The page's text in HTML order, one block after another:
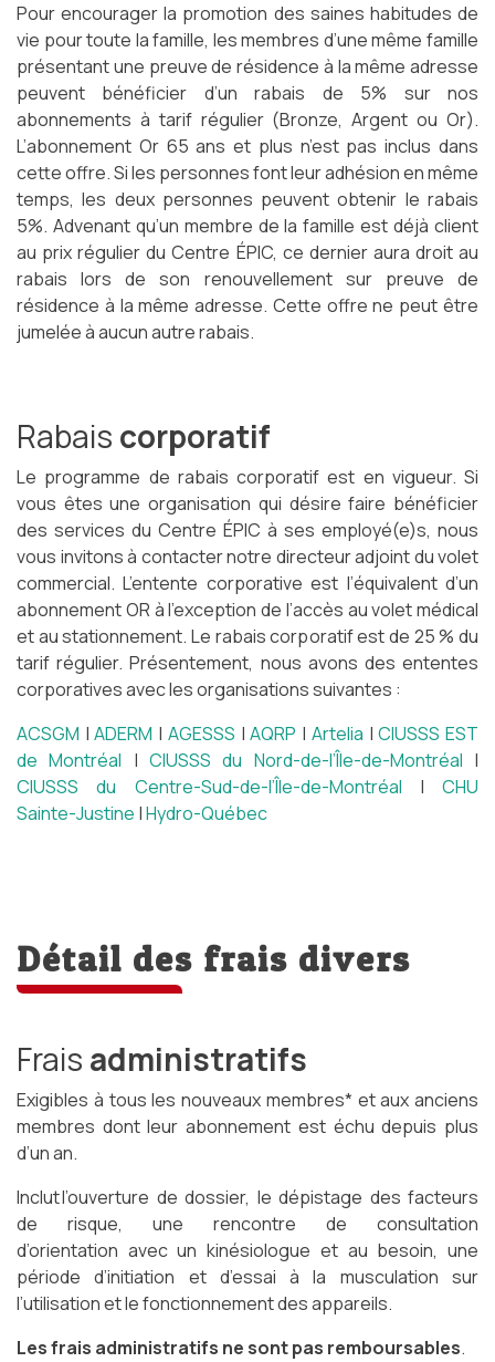
Pour encourager la promotion des saines habitudes de
vie pour toute la famille, les membres d’une même famille
présentant une preuve de résidence à la même adresse
peuvent bénéficier d’un rabais de 5% sur nos
abonnements à tarif régulier (Bronze, Argent ou Or).
L’abonnement Or 65 ans et plus n’est pas inclus dans
cette offre. Si les personnes font leur adhésion en même
temps, les deux personnes peuvent obtenir le rabais
5%. Advenant qu’un membre de la famille est déjà client
au prix régulier du Centre ÉPIC, ce dernier aura droit au
rabais lors de son renouvellement sur preuve de
résidence à la même adresse. Cette offre ne peut être
jumelée à aucun autre rabais.
Rabais corporatif
Le programme de rabais corporatif est en vigueur. Si
vous êtes une organisation qui désire faire bénéficier
des services du Centre ÉPIC à ses employé(e)s, nous
vous invitons à contacter notre directeur adjoint du volet
commercial. L’entente corporative est l’équivalent d’un
abonnement OR à l’exception de l’accès au volet médical
et au stationnement. Le rabais corporatif est de 25 % du
tarif régulier. Présentement, nous avons des ententes
corporatives avec les organisations suivantes :
ACSGM |ADERM | AGESSS |AQRP | Artelia |CIUSSS EST
de Montréal |CIUSSS du Nord-de-l’Île-de-Montréal |
CIUSSS du Centre-Sud-de-l’Île-de-Montréal | CHU
Sainte-Justine |Hydro-Québec
Détail des frais divers
Frais administratifs
Exigibles à tous les nouveaux membres* et aux anciens
membres dont leur abonnement est échu depuis plus
d’un an.
Inclut l’ouverture de dossier, le dépistage des facteurs
de risque, une rencontre de consultation
d’orientation avec un kinésiologue et au besoin, une
période d’initiation et d’essai à la musculation sur
l’utilisation et le fonctionnement des appareils.
Les frais administratifs ne sont pas remboursables.